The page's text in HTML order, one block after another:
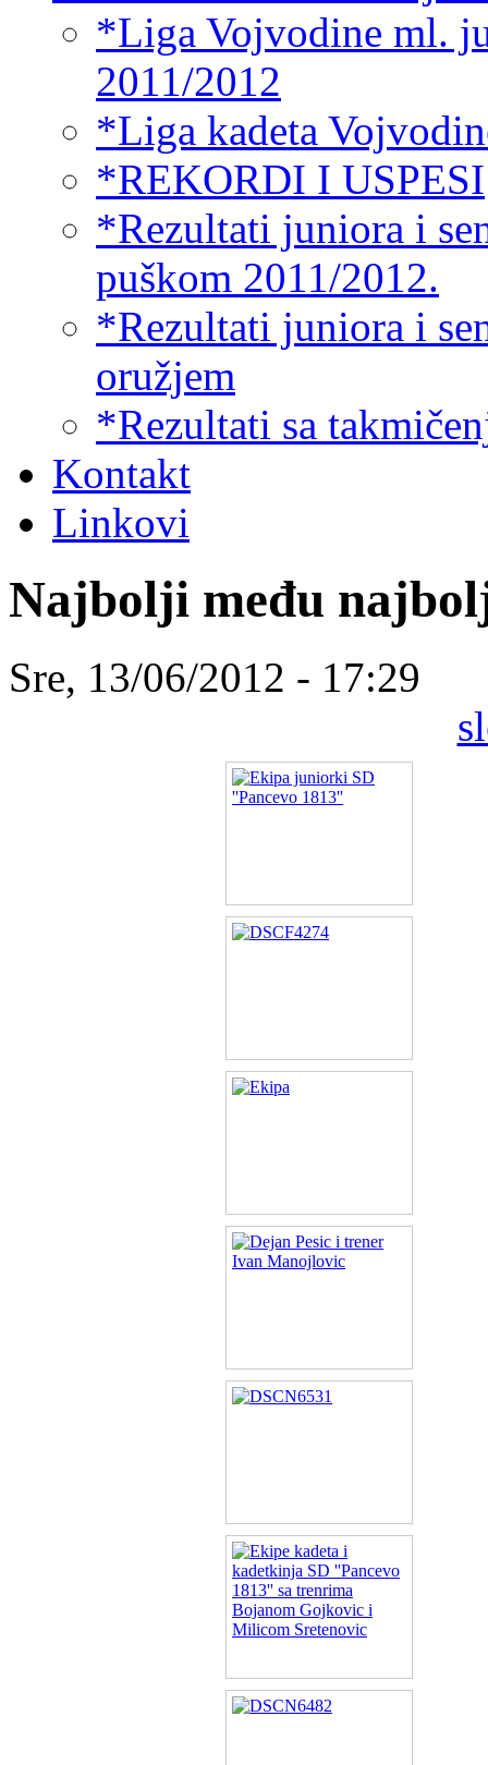
*Liga Vojvodine ml.
2011/2012
*Liga kadeta
*REKORDI I USPESI
*Rezultati juniora i
puškom 2011/2012.
*Rezultati juniora i
oružjem
*Rezultati sa
Kontakt
Linkovi
Najbolji među
Sre, 13/06/2012 - 17:29